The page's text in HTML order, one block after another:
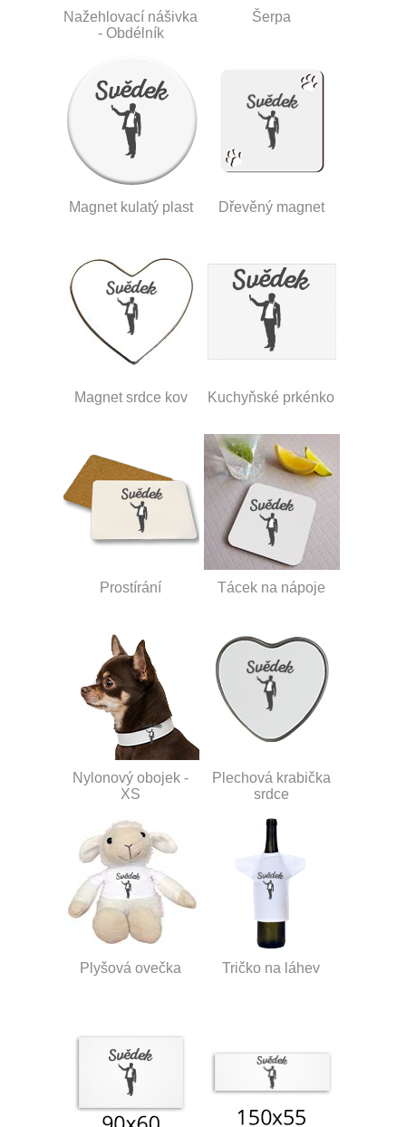
Nažehlovací nášivka
- Obdélník
Šerpa
Magnet kulatý plast Dřevěný magnet
Magnet srdce kov Kuchyňské prkénko
Prostírání Tácek na nápoje
Nylonový obojek -
XS
Plechová krabička
srdce
Plyšová ovečka Tričko na láhev